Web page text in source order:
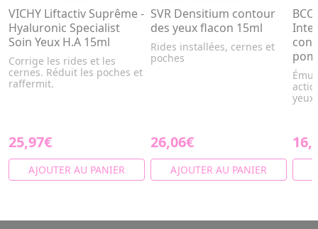
VICHY Liftactiv Suprême -
Hyaluronic Specialist
Soin Yeux H.A 15ml
Corrige les rides et les
cernes. Réduit les poches et
raffermit.
25,97€
AJOUTER AU PANIER
SVR Densitium contour
des yeux flacon 15ml
Rides installées, cernes et
poches
26,06€
AJOUTER AU PANIER
yeux.